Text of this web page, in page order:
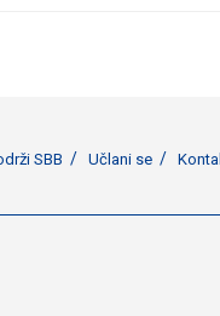
SBB Učlani se